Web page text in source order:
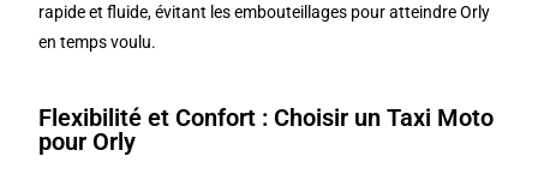
rapide et fluide, évitant les embouteillages pour atteindre Orly
en temps voulu.
Flexibilité et Confort : Choisir un Taxi Moto
pour Orly